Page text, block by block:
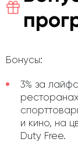
Бонусы:
3% за
и кино, на
Duty Free.